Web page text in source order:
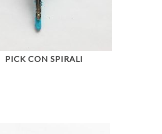
PICK CON SPIRALI